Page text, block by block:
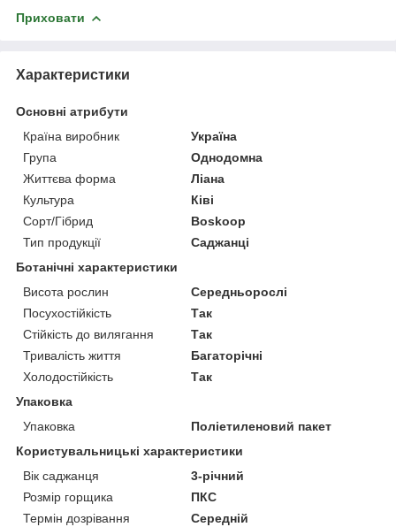
Приховати
Характеристики
Основні атрибути
Країна виробник
Україна
Група
Однодомна
Життєва форма
Ліана
Культура
Ківі
Сорт/Гібрид
Boskoop
Тип продукції
Саджанці
Ботанічні характеристики
Висота рослин
Середньорослі
Посухостійкість
Так
Стійкість до вилягання
Так
Тривалість життя
Багаторічні
Холодостійкість
Так
Упаковка
Упаковка
Поліетиленовий пакет
Користувальницькі характеристики
Вік саджанця
3-річний
Розмір горщика
ПКС
Термін дозрівання
Середній